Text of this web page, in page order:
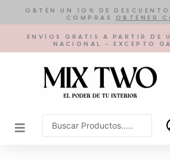
contenido
OBTÉN UN 10% DE
COMPRAS
OBTENER
ENVÍOS GRATIS A PARTIR DE
NACIONAL - EXCEPTO
Search
...